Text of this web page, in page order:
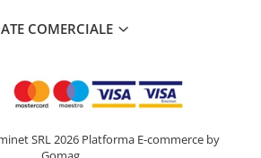
COMERCIALE
SRL 2026 Platforma E-commerce by